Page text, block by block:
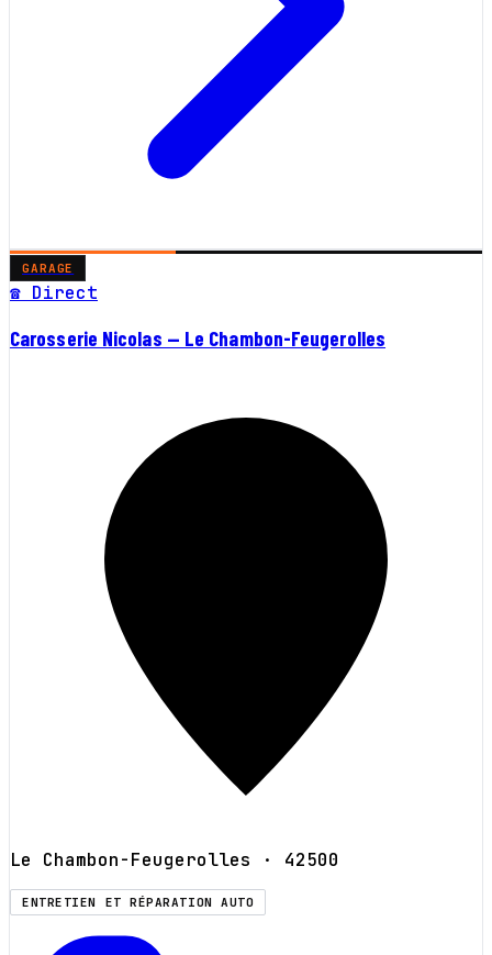
GARAGE
☎ Direct
Carosserie Nicolas — Le Chambon-Feugerolles
Le Chambon-Feugerolles · 42500
ENTRETIEN ET RÉPARATION AUTO